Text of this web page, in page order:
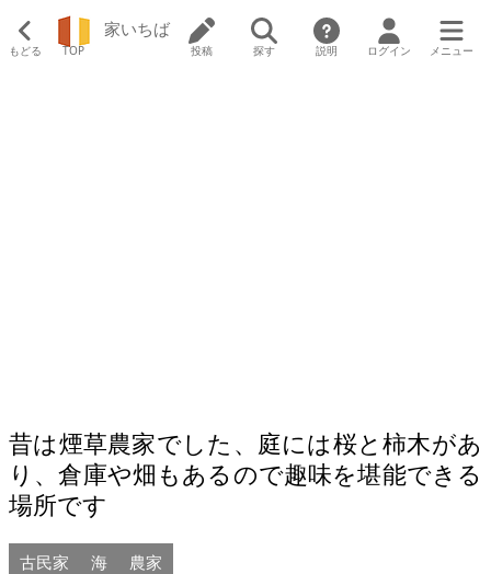
もどる TOP
家いちば
投稿 探す 説明 ログイン メニュー
昔は煙草農家でした、庭には桜と柿木があ
り、倉庫や畑もあるので趣味を堪能できる
場所です
古民家 海 農家